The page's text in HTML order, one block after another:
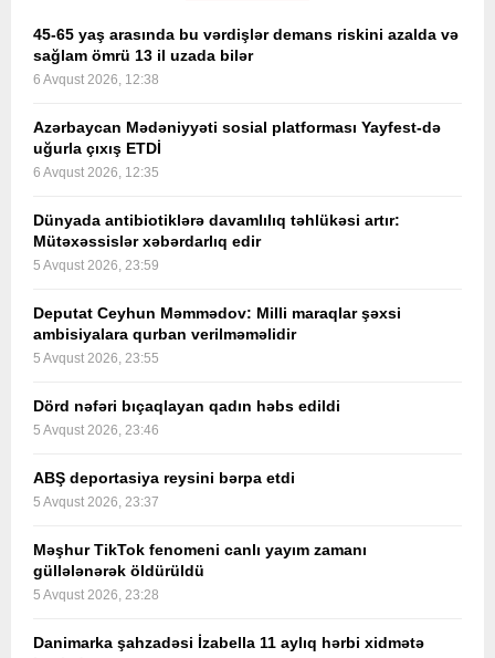
45-65 yaş arasında bu vərdişlər demans riskini azalda və
sağlam ömrü 13 il uzada bilər
6 Avqust 2026, 12:38
Azərbaycan Mədəniyyəti sosial platforması Yayfest-də
uğurla çıxış ETDİ
6 Avqust 2026, 12:35
Dünyada antibiotiklərə davamlılıq təhlükəsi artır:
Mütəxəssislər xəbərdarlıq edir
5 Avqust 2026, 23:59
Deputat Ceyhun Məmmədov: Milli maraqlar şəxsi
ambisiyalara qurban verilməməlidir
5 Avqust 2026, 23:55
Dörd nəfəri bıçaqlayan qadın həbs edildi
5 Avqust 2026, 23:46
ABŞ deportasiya reysini bərpa etdi
5 Avqust 2026, 23:37
Məşhur TikTok fenomeni canlı yayım zamanı
güllələnərək öldürüldü
5 Avqust 2026, 23:28
Danimarka şahzadəsi İzabella 11 aylıq hərbi xidmətə